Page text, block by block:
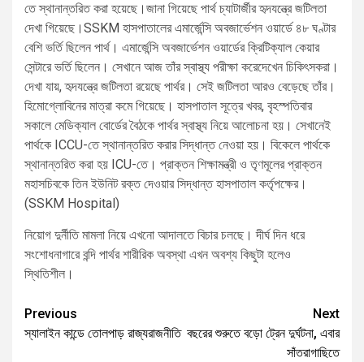
তে স্থানান্তরিত করা হয়েছে।জানা গিয়েছে পার্থ চ্যাটার্জীর হৃদযন্ত্রে জটিলতা
দেখা গিয়েছে।SSKM হাসপাতালের এমার্জেন্সি অবজার্ভেশন ওয়ার্ডে ৪৮ ঘণ্টার
বেশি ভর্তি ছিলেন পার্থ। এমার্জেন্সি অবজার্ভেশন ওয়ার্ডের ক্রিটিক্যাল কেয়ার
সেন্টারে ভর্তি ছিলেন। সেখানে আজ তাঁর স্বাস্থ্য পরীক্ষা করেদেখেন চিকিৎসকরা।
দেখা যায়, হৃদযন্ত্রে জটিলতা রয়েছে পার্থর। সেই জটিলতা আরও বেড়েছে তাঁর।
হিমোগ্লোবিনের মাত্রা কমে গিয়েছে। হাসপাতাল সূত্রে খবর, বৃহস্পতিবার
সকালে মেডিক্যাল বোর্ডের বৈঠকে পার্থর স্বাস্থ্য নিয়ে আলোচনা হয়। সেখানেই
পার্থকে ICCU-তে স্থানান্তরিত করার সিদ্ধান্ত নেওয়া হয়। বিকেলে পার্থকে
স্থানান্তরিত করা হয় ICU-তে। প্রাক্তন শিক্ষামন্ত্রী ও তৃণমূলের প্রাক্তন
মহাসচিবকে তিন ইউনিট রক্ত দেওয়ার সিদ্ধান্ত হাসপাতাল কর্তৃপক্ষের।
(SSKM Hospital)
নিয়োগ দুর্নীতি মামলা নিয়ে এখনো আদালতে বিচার চলছে। দীর্ঘ দিন ধরে
সংশোধনাগারে বন্দি পার্থর শারীরিক অবস্থা এখন অবশ্য কিছুটা হলেও
স্থিতিশীল।
Continue
Reading
Previous
স্যালাইন কান্ডে তোলপাড় রাজ্যরাজনীতি
Next
বছরের শুরুতে বড়ো ট্রেন দুর্ঘটনা, এবার
সাঁতরাগাছিতে